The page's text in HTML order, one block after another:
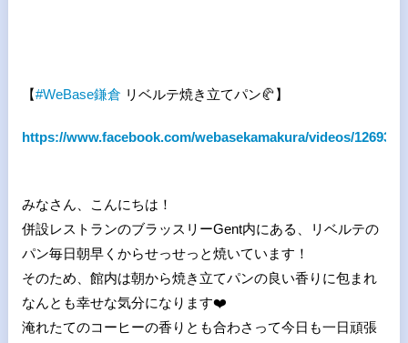
【#WeBase鎌倉 リベルテ焼き立てパン🥐】
https://www.facebook.com/webasekamakura/videos/
みなさん、こんにちは！
併設レストランのブラッスリーGent内にある、リベルテの
パン毎日朝早くからせっせっと焼いています！
そのため、館内は朝から焼き立てパンの良い香りに包まれ
なんとも幸せな気分になります❤
淹れたてのコーヒーの香りとも合わさって今日も一日頑張